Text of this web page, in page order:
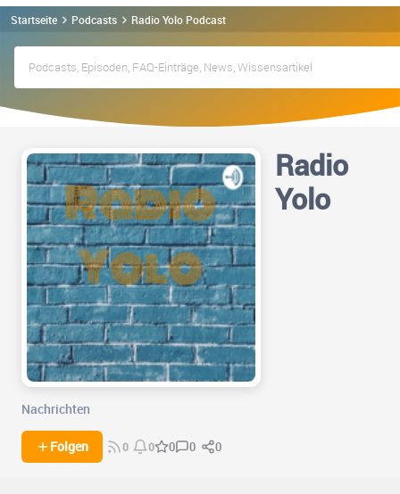
Startseite Podcasts Radio Yolo Podcast
Radio
Yolo
Nachrichten
Folgen 0 0 0 0 0